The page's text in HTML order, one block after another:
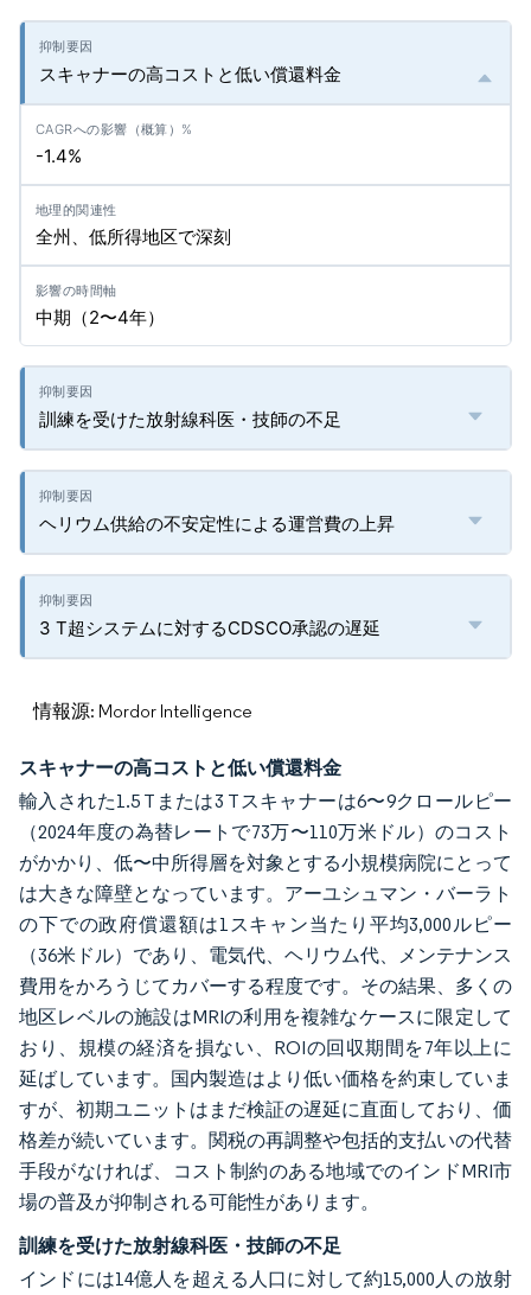
スキャナーの高コストと低い償還料金
-1.4%
全州、低所得地区で深刻
中期（2〜4年）
訓練を受けた放射線科医・技師の不足
ヘリウム供給の不安定性による運営費の上昇
3 T超システムに対するCDSCO承認の遅延
情報源: Mordor Intelligence
スキャナーの高コストと低い償還料金
輸入された1.5 Tまたは3 Tスキャナーは6〜9クロールピー
（2024年度の為替レートで73万〜110万米ドル）のコスト
がかかり、低〜中所得層を対象とする小規模病院にとって
は大きな障壁となっています。アーユシュマン・バーラト
の下での政府償還額は1スキャン当たり平均3,000ルピー
（36米ドル）であり、電気代、ヘリウム代、メンテナンス
費用をかろうじてカバーする程度です。その結果、多くの
地区レベルの施設はMRIの利用を複雑なケースに限定して
おり、規模の経済を損ない、ROIの回収期間を7年以上に
延ばしています。国内製造はより低い価格を約束していま
すが、初期ユニットはまだ検証の遅延に直面しており、価
格差が続いています。関税の再調整や包括的支払いの代替
手段がなければ、コスト制約のある地域でのインドMRI市
場の普及が抑制される可能性があります。
訓練を受けた放射線科医・技師の不足
インドには14億人を超える人口に対して約15,000人の放射